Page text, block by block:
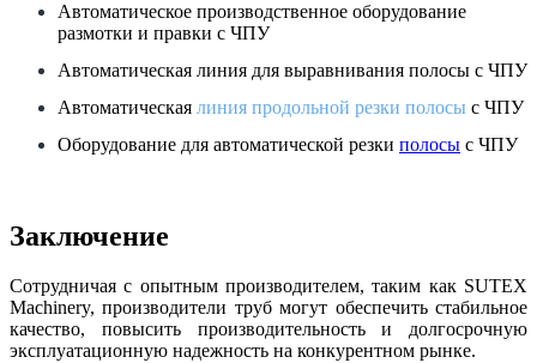
Автоматическое производственное оборудование
размотки и правки с ЧПУ
Автоматическая линия для выравнивания полосы с ЧПУ
Автоматическая линия продольной резки полосы с ЧПУ
Оборудование для автоматической резки полосы с ЧПУ
Заключение
Сотрудничая с опытным производителем, таким как SUTEX
Machinery, производители труб могут обеспечить стабильное
качество, повысить производительность и долгосрочную
эксплуатационную надежность на конкурентном рынке.